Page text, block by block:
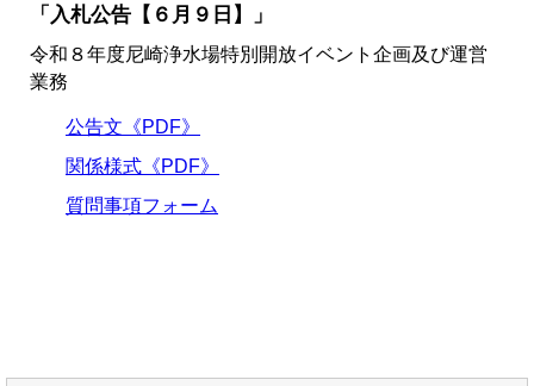
「入札公告【６月９日】」
令和８年度尼崎浄水場特別開放イベント企画及び運営
業務
公告文《PDF》
関係様式《PDF》
質問事項フォーム